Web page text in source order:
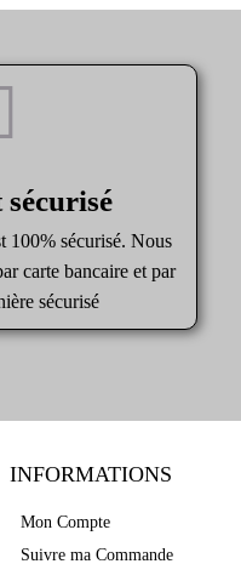
sécurisé
100% sécurisé. Nous
carte bancaire et par
sécurisé
INFORMATIONS
Mon Compte
Suivre ma Commande